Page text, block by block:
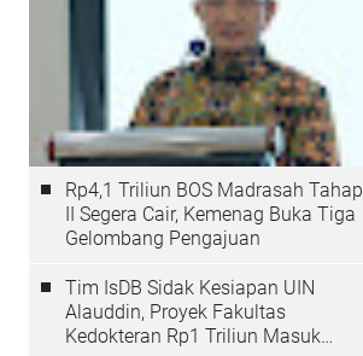
Rp4,1 Triliun BOS Madrasah Tahap
II Segera Cair, Kemenag Buka Tiga
Gelombang Pengajuan
Tim IsDB Sidak Kesiapan UIN
Alauddin, Proyek Fakultas
Kedokteran Rp1 Triliun Masuk